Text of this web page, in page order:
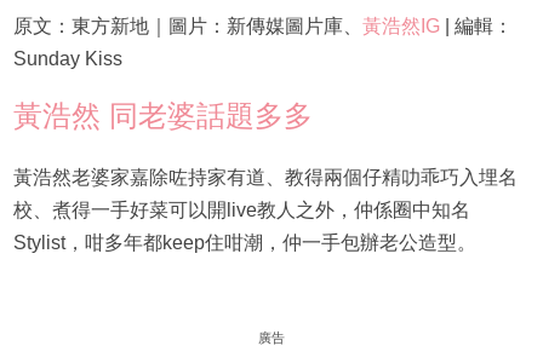
原文：東方新地｜圖片：新傳媒圖片庫、 黃浩然IG| 編輯：
Sunday Kiss
黃浩然 同老婆話題多多
黃浩然老婆家嘉除咗持家有道、教得兩個仔精叻乖巧入埋名
校、煮得一手好菜可以開live教人之外，仲係圈中知名
Stylist，咁多年都keep住咁潮，仲一手包辦老公造型。
廣告